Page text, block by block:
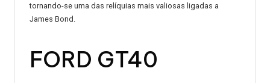
tornando-se uma das relíquias mais valiosas ligadas a
James Bond.
FORD GT40